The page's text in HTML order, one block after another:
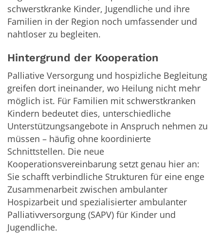
schwerstkranke Kinder, Jugendliche und ihre
Familien in der Region noch umfassender und
nahtloser zu begleiten.
Hintergrund der Kooperation
Palliative Versorgung und hospizliche Begleitung
greifen dort ineinander, wo Heilung nicht mehr
möglich ist. Für Familien mit schwerstkranken
Kindern bedeutet dies, unterschiedliche
Unterstützungsangebote in Anspruch nehmen zu
müssen – häufig ohne koordinierte
Schnittstellen. Die neue
Kooperationsvereinbarung setzt genau hier an:
Sie schafft verbindliche Strukturen für eine enge
Zusammenarbeit zwischen ambulanter
Hospizarbeit und spezialisierter ambulanter
Palliativversorgung (SAPV) für Kinder und
Jugendliche.